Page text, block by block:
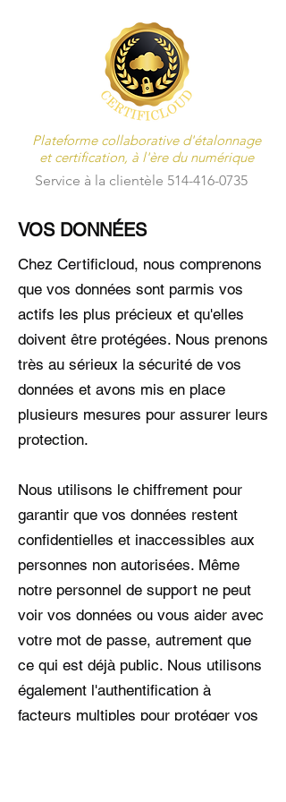
Plateforme collaborative d'étalonnage
et certification, à l'ère du numérique
Service à la clientèle 514-416-0735
VOS DONNÉES
Chez Certificloud, nous comprenons
que vos données sont parmis vos
actifs les plus précieux et qu'elles
doivent être protégées. Nous prenons
très au sérieux la sécurité de vos
données et avons mis en place
plusieurs mesures pour assurer leurs
protection.
Nous utilisons le chiffrement pour
garantir que vos données restent
confidentielles et inaccessibles aux
personnes non autorisées. Même
notre personnel de support ne peut
voir vos données ou vous aider avec
votre mot de passe, autrement que
ce qui est déjà public. Nous utilisons
également l'authentification à
facteurs multiples pour protéger vos